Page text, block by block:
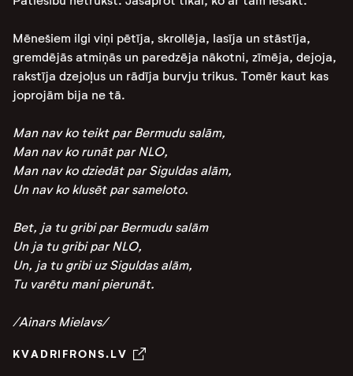
Mēnešiem ilgi viņi pētīja, skrollēja, lasīja un stāstīja,
gremdējās atmiņās un paredzēja nākotni, zīmēja, dejoja,
rakstīja dzejoļus un rādīja burvju trikus. Tomēr kaut kas
joprojām bija ne tā.
Man nav ko teikt par Bermudu salām,
Man nav ko runāt par NLO,
Man nav ko dziedāt par Siguldas alām,
Un nav ko klusēt par sameloto.
Bet, ja tu gribi par Bermudu salām
Un ja tu gribi par NLO,
Un, ja tu gribi uz Siguldas alām,
Tu varētu mani pierunāt.
/Ainars Mielavs/
KVADRIFRONS.LV